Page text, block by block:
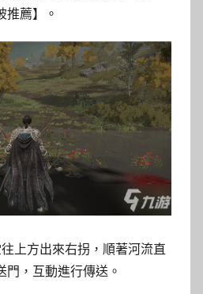
推薦】。
上方出來右拐，順著河流直
門，互動進行傳送。